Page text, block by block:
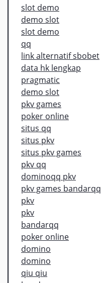
slot demo
demo slot
slot demo
qq
link alternatif sbobet
data hk lengkap
pragmatic
demo slot
pkv games
poker online
situs qq
situs pkv
situs pkv games
pkv qq
dominoqq pkv
pkv games bandarqq
pkv
pkv
bandarqq
poker online
domino
domino
qiu qiu